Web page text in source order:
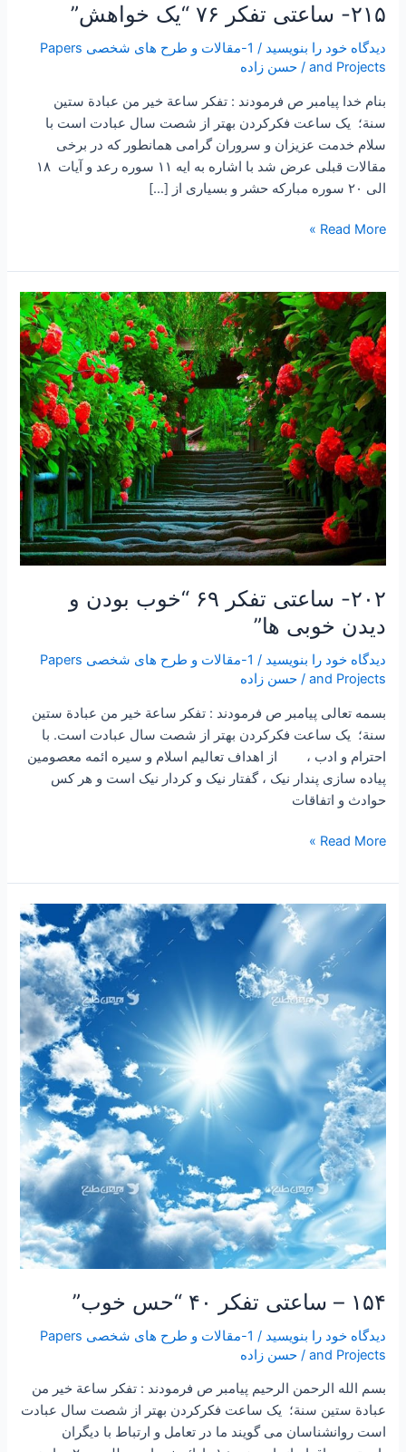
۲۱۵- ساعتی تفکر ۷۶ “یک خواهش”
دیدگاه‌ خود را بنویسید /
1-مقالات و طرح های شخصی Papers
and Projects
/حسن زاده
بنام خدا پیامبر ص فرمودند : تفكر ساعة خير من عبادة ستين
سنة؛ یک ساعت فکرکردن بهتر از شصت سال عبادت است با
سلام خدمت عزیزان و سروران گرامی همانطور که در برخی
مقالات قبلی عرض شد با اشاره به ایه ۱۱ سوره رعد و آیات ۱۸
الی ۲۰ سوره مبارکه حشر و بسیاری از […]
Read More »
۲۰۲- ساعتی تفکر ۶۹ “خوب بودن و
دیدن خوبی ها”
دیدگاه‌ خود را بنویسید /
1-مقالات و طرح های شخصی Papers
and Projects
/حسن زاده
بسمه تعالی پیامبر ص فرمودند : تفكر ساعة خير من عبادة ستين
سنة؛ یک ساعت فکرکردن بهتر از شصت سال عبادت است. با
احترام و ادب ، از اهداف تعالیم اسلام و سیره ائمه معصومین
پیاده سازی پندار نیک ، گفتار نیک و کردار نیک است و هر کس
حوادث و اتفاقات
۲۰۲-
ساعتی
تفکر
۶۹
“خوب
بودن
دیدن
خوبی
Read More »
۱۵۴ – ساعتی تفکر ۴۰ “حس خوب”
دیدگاه‌ خود را بنویسید /
1-مقالات و طرح های شخصی Papers
and Projects
/حسن زاده
بسم الله الرحمن الرحیم پیامبر ص فرمودند : تفكر ساعة خير من
عبادة ستين سنة؛ یک ساعت فکرکردن بهتر از شصت سال عبادت
است روانشناسان می گویند ما در تعامل و ارتباط با دیگران
۱۵۴
ساعتی
۴۰
“حس
خوب”